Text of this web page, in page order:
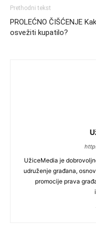
Prethodni tekst
PROLEĆNO ČIŠĆENJE
osvežiti kupatilo?
UžiceMedia je
udruženje građana,
promocije prava